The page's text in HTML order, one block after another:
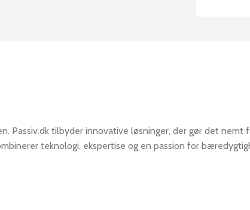
tilbyder innovative løsninger, der gør det nemt
teknologi, ekspertise og en passion for